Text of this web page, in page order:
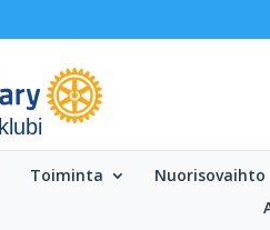
Toiminta Nuorisovaihto